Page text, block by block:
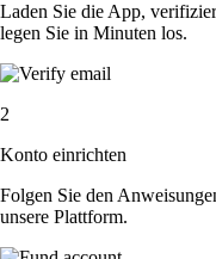
Laden Sie die App,
legen Sie in Minuten los.
2
Konto einrichten
Folgen Sie den
unsere Plattform.